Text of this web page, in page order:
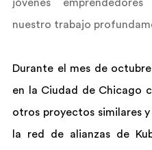
jóvenes emprendedores
nuestro trabajo
Durante el mes de
en la Ciudad de Chicago
otros proyectos similares
la red de alianzas de